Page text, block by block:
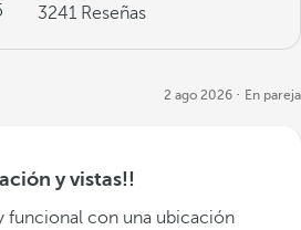
3241 Reseñas
2 ago 2026 En pareja
y vistas!!
funcional con una ubicación